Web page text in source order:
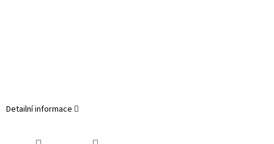
Detailní informace